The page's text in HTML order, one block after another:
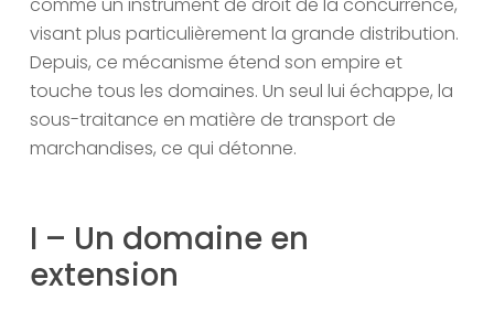
visant plus particulièrement la grande distribution.
Depuis, ce mécanisme étend son empire et
touche tous les domaines. Un seul lui échappe, la
sous-traitance en matière de transport de
marchandises, ce qui détonne.
I – Un domaine en
extension